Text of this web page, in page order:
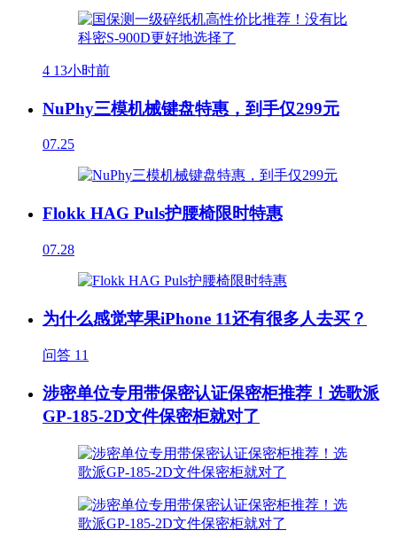
4 13小时前
NuPhy三模机械键盘特惠，到手仅299元
07.25
Flokk HAG Puls护腰椅限时特惠
07.28
为什么感觉苹果iPhone 11还有很多人去买？
问答 11
涉密单位专用带保密认证保密柜推荐！选歌派
GP-185-2D文件保密柜就对了